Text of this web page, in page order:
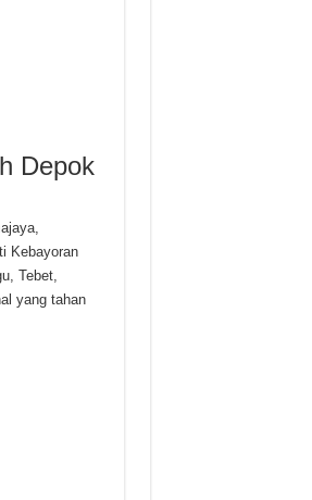
Depok
Kebayoran
Tebet,
yang tahan